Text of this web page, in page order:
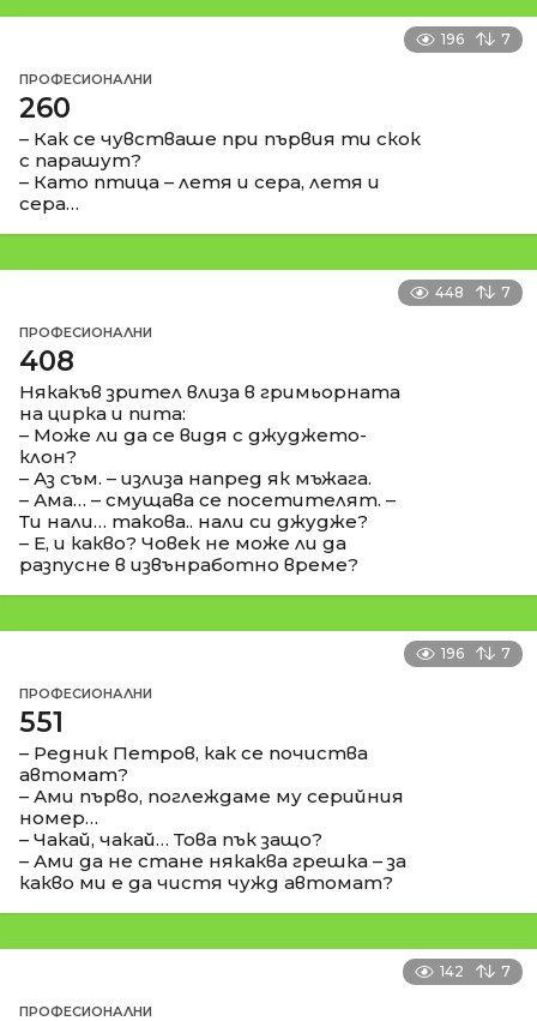
196 7
ПРОФЕСИОНАЛНИ
260
– Как се чувстваше при първия ти скок
с парашут?
– Като птица – летя и сера, летя и
сера…
448 7
ПРОФЕСИОНАЛНИ
408
Някакъв зрител влиза в гримьорната
на цирка и пита:
– Може ли да се видя с джуджето-
клон?
– Аз съм. – излиза напред як мъжага.
– Ама… – смущава се посетителят. –
Ти нали… такова.. нали си джудже?
– Е, и какво? Човек не може ли да
разпусне в извънработно време?
196 7
ПРОФЕСИОНАЛНИ
551
– Редник Петров, как се почиства
автомат?
– Ами първо, поглеждаме му серийния
номер…
– Чакай, чакай… Това пък защо?
– Ами да не стане някаква грешка – за
какво ми е да чистя чужд автомат?
142 7
ПРОФЕСИОНАЛНИ